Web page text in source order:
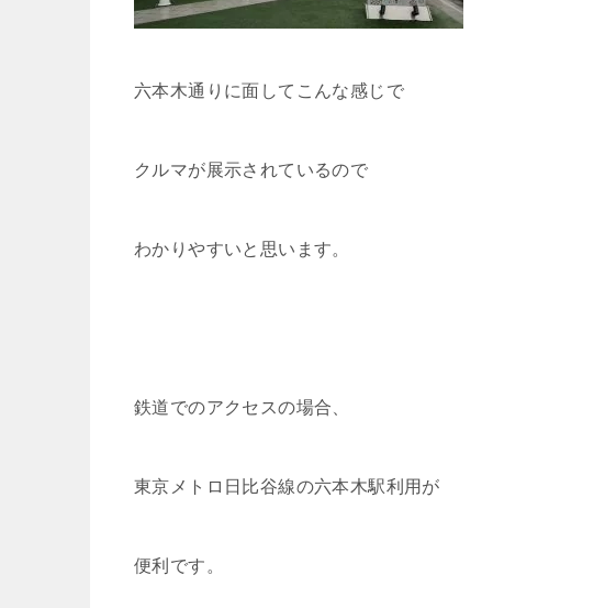
六本木通りに面してこんな感じで
クルマが展示されているので
わかりやすいと思います。
鉄道でのアクセスの場合、
東京メトロ日比谷線の六本木駅利用が
便利です。